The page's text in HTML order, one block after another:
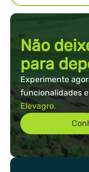
Não
para
Experimente
funcionalidades
Elevagro.